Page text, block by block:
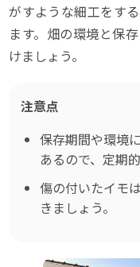
がすような細工をす
ます。畑の環境と保
けましょう。
注意点
保存期間や環境
あるので、定期
傷の付いたイモ
きましょう。